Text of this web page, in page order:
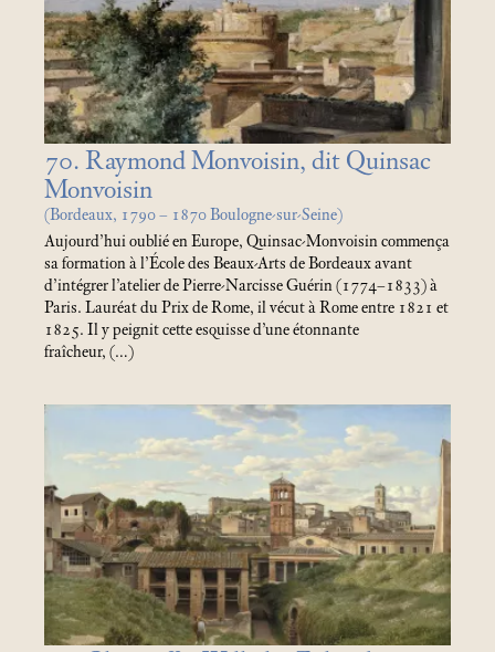
70. Raymond Monvoisin, dit Quinsac
Monvoisin
(Bordeaux, 1790 – 1870 Boulogne-sur-Seine)
Aujourd’hui oublié en Europe, Quinsac-Monvoisin commença
sa formation à l’École des Beaux-Arts de Bordeaux avant
d’intégrer l’atelier de Pierre-Narcisse Guérin (1774–1833) à
Paris. Lauréat du Prix de Rome, il vécut à Rome entre 1821 et
1825. Il y peignit cette esquisse d’une étonnante
fraîcheur, (…)